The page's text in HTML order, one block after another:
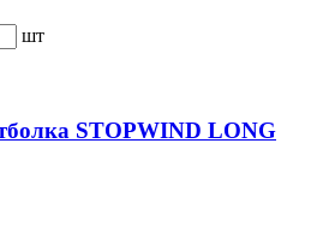
шт
STOPWIND LONG